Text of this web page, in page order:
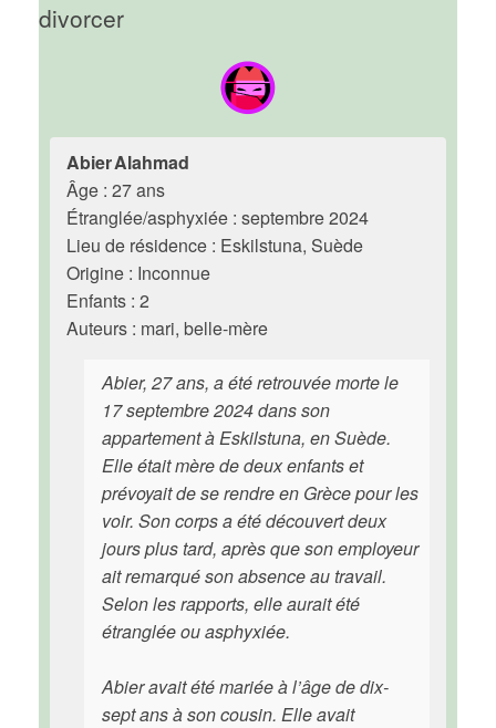
divorcer
Abier Alahmad
Âge : 27 ans
Étranglée/asphyxiée : septembre 2024
Lieu de résidence : Eskilstuna, Suède
Origine : Inconnue
Enfants : 2
Auteurs : mari, belle-mère
Abier, 27 ans, a été retrouvée morte le
17 septembre 2024 dans son
appartement à Eskilstuna, en Suède.
Elle était mère de deux enfants et
prévoyait de se rendre en Grèce pour les
voir. Son corps a été découvert deux
jours plus tard, après que son employeur
ait remarqué son absence au travail.
Selon les rapports, elle aurait été
étranglée ou asphyxiée.
Abier avait été mariée à l’âge de dix-
sept ans à son cousin. Elle avait